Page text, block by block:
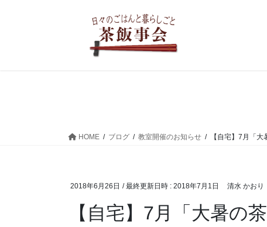
HOME ブログ 教室開催のお知らせ 【自宅】7月「
2018年6月26日 / 最終更新日時 : 2018年7月1日 清水 かおり
【自宅】7月「大暑の茶飯事会」お申し込み受付中